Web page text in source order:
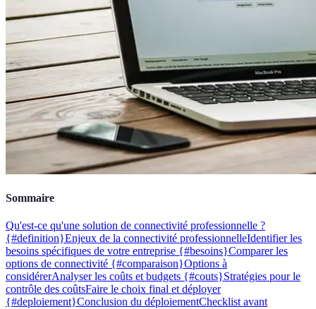
Sommaire
Qu'est-ce qu'une solution de connectivité professionnelle ?
{#definition}Enjeux de la connectivité professionnelleIdentifier les
besoins spécifiques de votre entreprise {#besoins}Comparer les
options de connectivité {#comparaison}Options à
considérerAnalyser les coûts et budgets {#couts}Stratégies pour le
contrôle des coûtsFaire le choix final et déployer
{#deploiement}Conclusion du déploiementChecklist avant